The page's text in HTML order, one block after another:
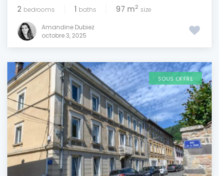
2 bedrooms 1 baths 97 m2 size
Amandine Dubiez
octobre 3, 2025
SOUS OFFRE